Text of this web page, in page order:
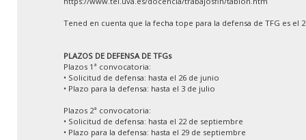
Tened en cuenta que la fecha tope para la defensa de TFG es el
PLAZOS DE DEFENSA DE TFGs
Plazos 1ª convocatoria:
• Solicitud de defensa: hasta el 26 de junio
• Plazo para la defensa: hasta el 3 de julio
Plazos 2ª convocatoria:
• Solicitud de defensa: hasta el 22 de septiembre
• Plazo para la defensa: hasta el 29 de septiembre